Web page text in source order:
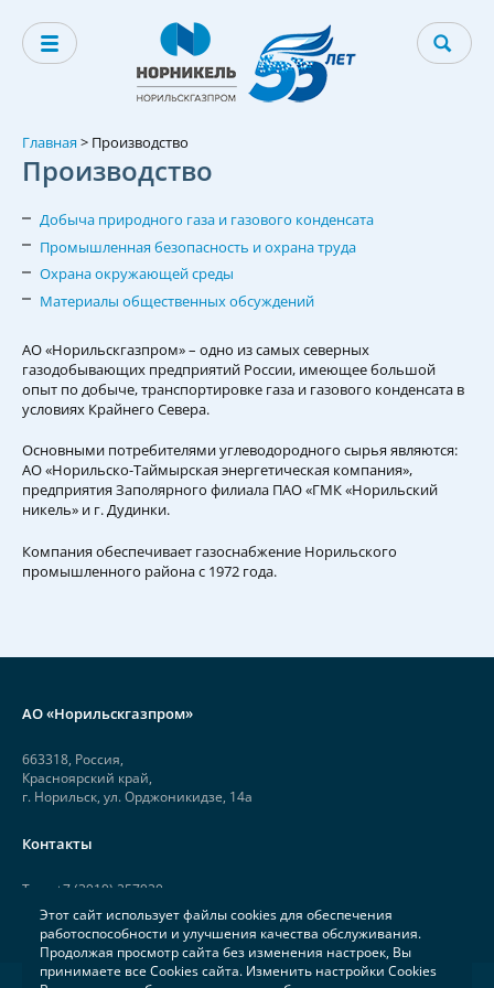
Главная > Производство
Производство
Добыча природного газа и газового конденсата
Промышленная безопасность и охрана труда
Охрана окружающей среды
Материалы общественных обсуждений
АО «Норильскгазпром» – одно из самых северных
газодобывающих предприятий России, имеющее большой
опыт по добыче, транспортировке газа и газового конденсата в
условиях Крайнего Севера.
Основными потребителями углеводородного сырья являются:
АО «Норильско-Таймырская энергетическая компания»,
предприятия Заполярного филиала ПАО «ГМК «Норильский
никель» и г. Дудинки.
Компания обеспечивает газоснабжение Норильского
промышленного района с 1972 года.
АО «Норильскгазпром»
663318, Россия,
Красноярский край,
г. Норильск, ул. Орджоникидзе, 14а
Контакты
Тел.: +7 (3919) 257920
Факс: +7 (3919) 257926
Этот сайт использует файлы cookies для обеспечения
работоспособности и улучшения качества обслуживания.
Продолжая просмотр сайта без изменения настроек, Вы
принимаете все Cookies сайта. Изменить настройки Cookies